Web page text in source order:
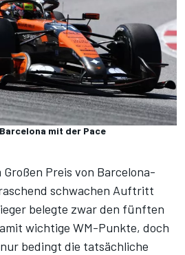
mit der Pace
Preis von Barcelona-
schwachen Auftritt
belegte zwar den fünften
wichtige WM-Punkte, doch
bedingt die tatsächliche